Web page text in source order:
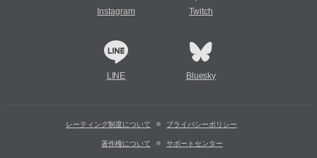
Instagram Twitch
LINE Bluesky
レーティング制度について プライバシーポリシー
著作権について サポートセンター